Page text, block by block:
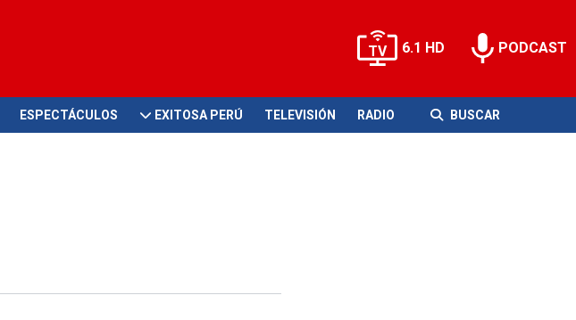
6.1 HD PODCAST
ESPECTÁCULOS EXITOSA PERÚ TELEVISIÓN RADIO BUSCAR